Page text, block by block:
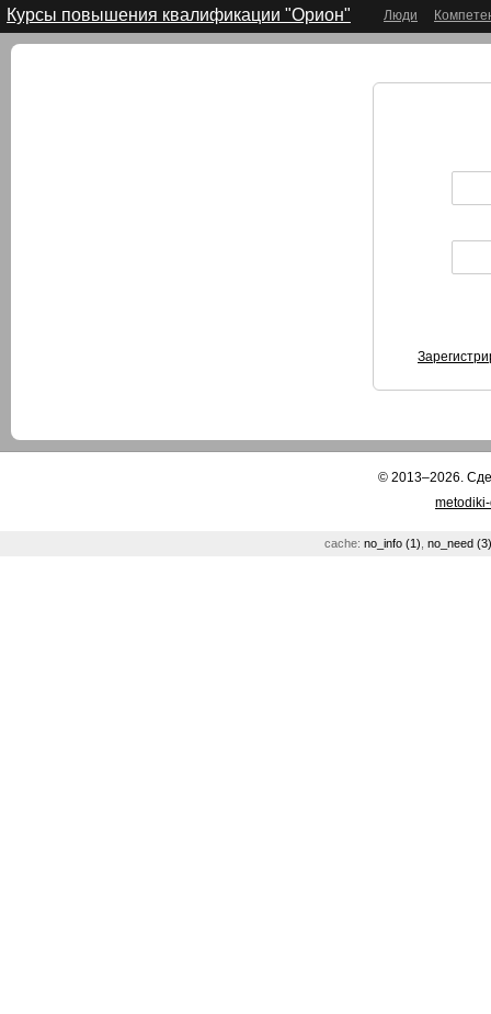
Курсы повышения квалификации "Орион" Люди
© 2013–2026.
cache: no_info (1) no_need (3)